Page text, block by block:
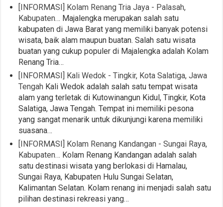
[INFORMASI] Kolam Renang Tria Jaya - Palasah,
Kabupaten… Majalengka merupakan salah satu
kabupaten di Jawa Barat yang memiliki banyak potensi
wisata, baik alam maupun buatan. Salah satu wisata
buatan yang cukup populer di Majalengka adalah Kolam
Renang Tria…
[INFORMASI] Kali Wedok - Tingkir, Kota Salatiga, Jawa
Tengah Kali Wedok adalah salah satu tempat wisata
alam yang terletak di Kutowinangun Kidul, Tingkir, Kota
Salatiga, Jawa Tengah. Tempat ini memiliki pesona
yang sangat menarik untuk dikunjungi karena memiliki
suasana…
[INFORMASI] Kolam Renang Kandangan - Sungai Raya,
Kabupaten… Kolam Renang Kandangan adalah salah
satu destinasi wisata yang berlokasi di Hamalau,
Sungai Raya, Kabupaten Hulu Sungai Selatan,
Kalimantan Selatan. Kolam renang ini menjadi salah satu
pilihan destinasi rekreasi yang…